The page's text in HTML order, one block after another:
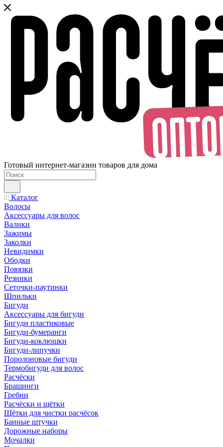
Готовый интернет-магазин товаров для дома
Каталог
Волосы
Аксессуары для волос
Валики
Зажимы
Заколки
Невидимки
Ободки
Повязки
Резинки
Сеточки-паутинки
Шпильки
Бигуди
Аксессуары для бигуди
Бигуди пластиковые
Бигуди-бумеранги
Бигуди-коклюшки
Бигуди-липучки
Поролоновые бигуди
Термобигуди для волос
Расчёски
Брашинги
Гребни
Расчёски и щётки
Щётки для чистки расчёсок
Банные штучки
Дорожные наборы
Мочалки